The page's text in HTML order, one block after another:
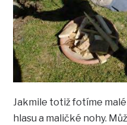
Jakmile totiž fotíme
hlasu a maličké nohy.